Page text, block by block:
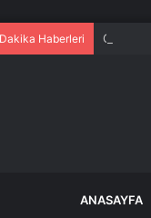
Haberleri
ANASAYFA